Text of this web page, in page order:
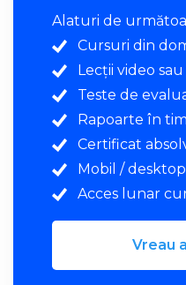
Alaturi de
Cursuri din
Lecții video
Teste de
Rapoarte în
Certificat
Mobil /
Acces lunar
Vreau